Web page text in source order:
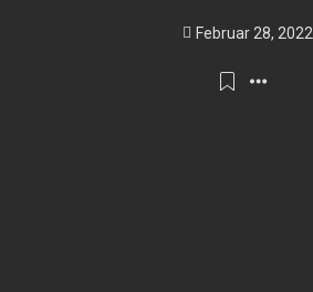
Februar 28, 2022